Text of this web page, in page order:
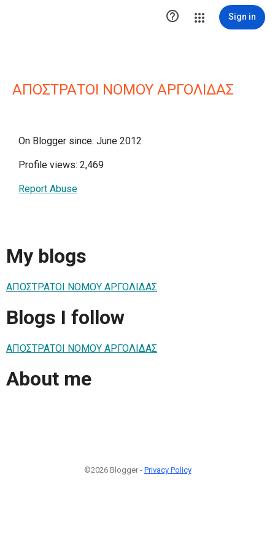
 Sign in
ΑΠΟΣΤΡΑΤΟΙ ΝΟΜΟΥ ΑΡΓΟΛΙΔΑΣ
On Blogger since: June 2012
Profile views: 2,469
Report Abuse
My blogs
ΑΠΟΣΤΡΑΤΟΙ ΝΟΜΟΥ ΑΡΓΟΛΙΔΑΣ
Blogs I follow
ΑΠΟΣΤΡΑΤΟΙ ΝΟΜΟΥ ΑΡΓΟΛΙΔΑΣ
About me
©2026 Blogger - Privacy Policy